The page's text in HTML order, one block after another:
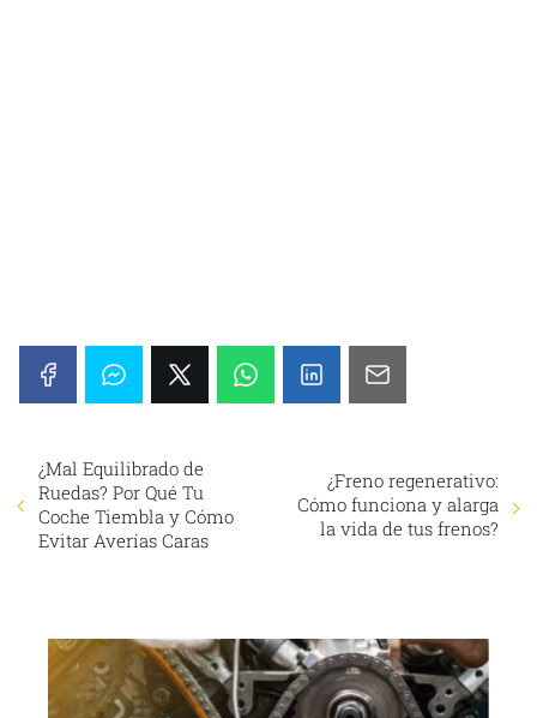
¿Mal Equilibrado de
Ruedas? Por Qué Tu
Coche Tiembla y Cómo
Evitar Averías Caras
¿Freno regenerativo:
Cómo funciona y alarga
la vida de tus frenos?